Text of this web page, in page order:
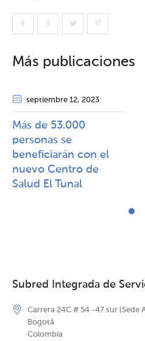
Más publicaciones
septiembre 12, 2023
Más de 53.000
personas se
beneficiarán con el
nuevo Centro de
Salud El Tunal
Subred Integrada de
Carrera 24C # 54 -47 sur (Sede
Bogotá
Colombia